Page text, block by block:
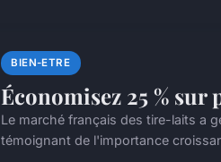
BIEN-ETRE
Économisez 25 %
Le marché français des tire-laits a
témoignant de l'importance